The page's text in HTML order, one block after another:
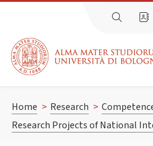
Home > Research >
Research Projects of National